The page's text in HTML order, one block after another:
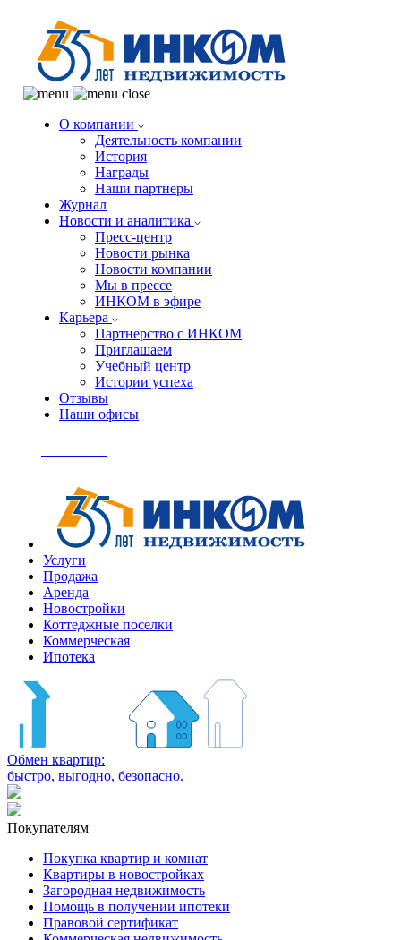
О компании
Деятельность компании
История
Награды
Наши партнеры
Журнал
Новости и аналитика
Пресс-центр
Новости рынка
Новости компании
Мы в прессе
ИНКОМ в эфире
Карьера
Партнерство с ИНКОМ
Приглашаем
Учебный центр
Истории успеха
Отзывы
Наши офисы
Услуги
Продажа
Аренда
Новостройки
Коттеджные поселки
Коммерческая
Ипотека
Обмен квартир:
быстро, выгодно, безопасно.
Покупателям
Покупка квартир и комнат
Квартиры в новостройках
Загородная недвижимость
Помощь в получении ипотеки
Правовой сертификат